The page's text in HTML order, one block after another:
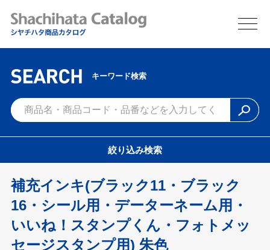
キーワード検索
絞り込み検索
補充インキ(ブラック11・ブラック
16・シール用・データーネーム用・
いいね！スタンプくん・フォトメッ
セージスタンプ用) 朱色